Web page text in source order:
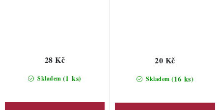
Skladem (1 ks)
28 Kč
Skladem (16 ks)
20 Kč